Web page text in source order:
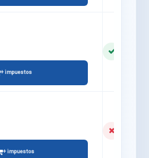
+ impuestos
+ impuestos